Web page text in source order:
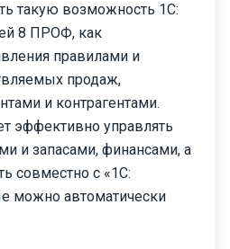
такую возможность 1С:
8 ПРОФ, как
правилами и
продаж,
и контрагентами.
эффективно управлять
и запасами, финансами, а
совместно с «1С:
можно автоматически